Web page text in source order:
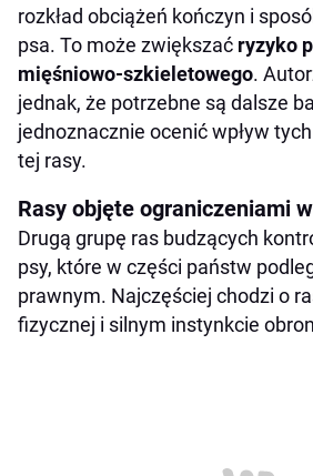
rozkład obciążeń kończyn i
psa. To może zwiększać ryzyko
mięśniowo-szkieletowego.
jednak, że potrzebne są dalsze
jednoznacznie ocenić wpływ
tej rasy.
Rasy objęte ograniczeniami
Drugą grupę ras budzących
psy, które w części państw
prawnym. Najczęściej chodzi o
fizycznej i silnym instynkcie